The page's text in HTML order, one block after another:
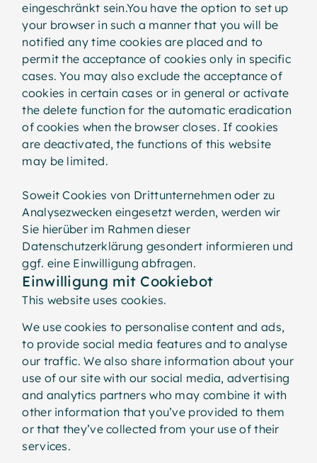
eingeschränkt sein.You have the option to set up
your browser in such a manner that you will be
notified any time cookies are placed and to
permit the acceptance of cookies only in specific
cases. You may also exclude the acceptance of
cookies in certain cases or in general or activate
the delete function for the automatic eradication
of cookies when the browser closes. If cookies
are deactivated, the functions of this website
may be limited.
Soweit Cookies von Drittunternehmen oder zu
Analysezwecken eingesetzt werden, werden wir
Sie hierüber im Rahmen dieser
Datenschutzerklärung gesondert informieren und
ggf. eine Einwilligung abfragen.
Einwilligung mit Cookiebot
This website uses cookies.
We use cookies to personalise content and ads,
to provide social media features and to analyse
our traffic. We also share information about your
use of our site with our social media, advertising
and analytics partners who may combine it with
other information that you’ve provided to them
or that they’ve collected from your use of their
services.